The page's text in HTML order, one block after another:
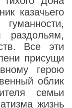
казачьего
Все эти
присущи
герою
облик
семьи
жизнь